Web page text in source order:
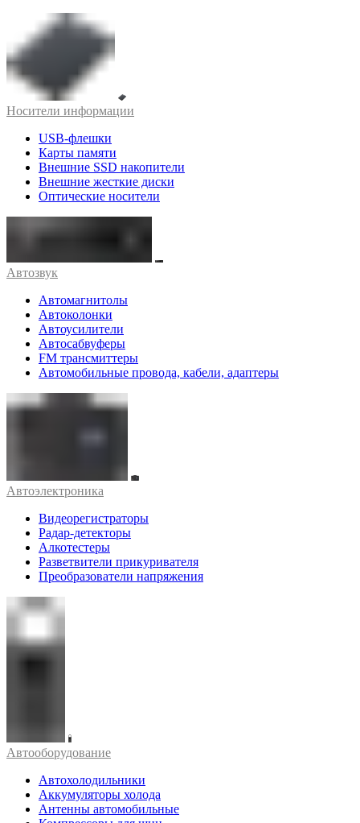
Носители информации
USB-флешки
Карты памяти
Внешние SSD накопители
Внешние жесткие диски
Оптические носители
Автозвук
Автомагнитолы
Автоколонки
Автоусилители
Автосабвуферы
FM трансмиттеры
Автомобильные провода, кабели, адаптеры
Автоэлектроника
Видеорегистраторы
Радар-детекторы
Алкотестеры
Разветвители прикуривателя
Преобразователи напряжения
Автооборудование
Автохолодильники
Аккумуляторы холода
Антенны автомобильные